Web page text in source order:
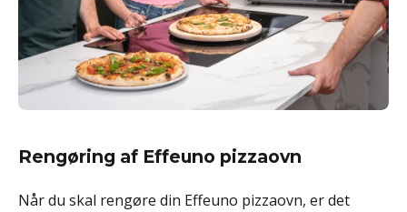
Rengøring af Effeuno pizzaovn
Når du skal rengøre din Effeuno pizzaovn, er det